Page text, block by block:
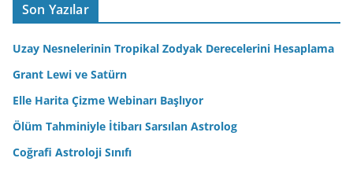
d
r
i
n
Son Yazılar
Uzay Nesnelerinin Tropikal Zodyak Derecelerini Hesaplama
Grant Lewi ve Satürn
Elle Harita Çizme Webinarı Başlıyor
Ölüm Tahminiyle İtibarı Sarsılan Astrolog
Coğrafi Astroloji Sınıfı